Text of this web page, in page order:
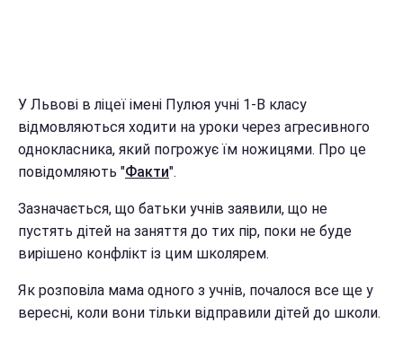
У Львові в ліцеї імені Пулюя учні 1-В класу
відмовляються ходити на уроки через агресивного
однокласника, який погрожує їм ножицями. Про це
повідомляють "Факти".
Зазначається, що батьки учнів заявили, що не
пустять дітей на заняття до тих пір, поки не буде
вирішено конфлікт із цим школярем.
Як розповіла мама одного з учнів, почалося все ще у
вересні, коли вони тільки відправили дітей до школи.